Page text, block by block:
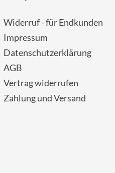
Widerruf - für Endkunden
Impressum
Datenschutzerklärung
AGB
Vertrag widerrufen
Zahlung und Versand